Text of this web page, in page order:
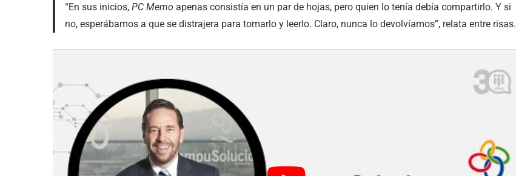
“En sus inicios, PC Memo apenas consistía en un par de hojas, pero quien lo tenía debía compartirlo. Y si
no, esperábamos a que se distrajera para tomarlo y leerlo. Claro, nunca lo devolvíamos”, relata entre risas.